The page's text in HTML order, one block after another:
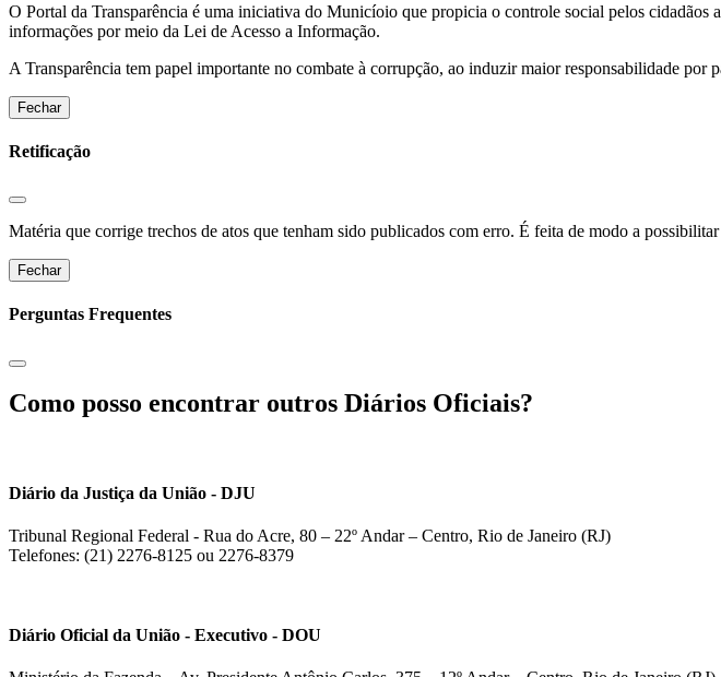
O Portal da Transparência é uma iniciativa do Municíoio que propicia o controle social pelos
informações por meio da Lei de Acesso a Informação.
A Transparência tem papel importante no combate à corrupção, ao induzir maior responsabilidade por
Fechar
Retificação
Matéria que corrige trechos de atos que tenham sido publicados com erro. É feita de modo a
Fechar
Perguntas Frequentes
Como posso encontrar outros Diários Oficiais?
Diário da Justiça da União - DJU
Tribunal Regional Federal - Rua do Acre, 80 – 22º Andar – Centro, Rio de Janeiro (RJ)
Telefones: (21) 2276-8125 ou 2276-8379
Diário Oficial da União - Executivo - DOU